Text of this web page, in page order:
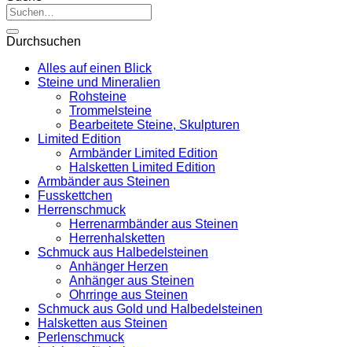
Suche
nach:
Durchsuchen
Alles auf einen Blick
Steine und Mineralien
Rohsteine
Trommelsteine
Bearbeitete Steine, Skulpturen
Limited Edition
Armbänder Limited Edition
Halsketten Limited Edition
Armbänder aus Steinen
Fusskettchen
Herrenschmuck
Herrenarmbänder aus Steinen
Herrenhalsketten
Schmuck aus Halbedelsteinen
Anhänger Herzen
Anhänger aus Steinen
Ohrringe aus Steinen
Schmuck aus Gold und Halbedelsteinen
Halsketten aus Steinen
Perlenschmuck